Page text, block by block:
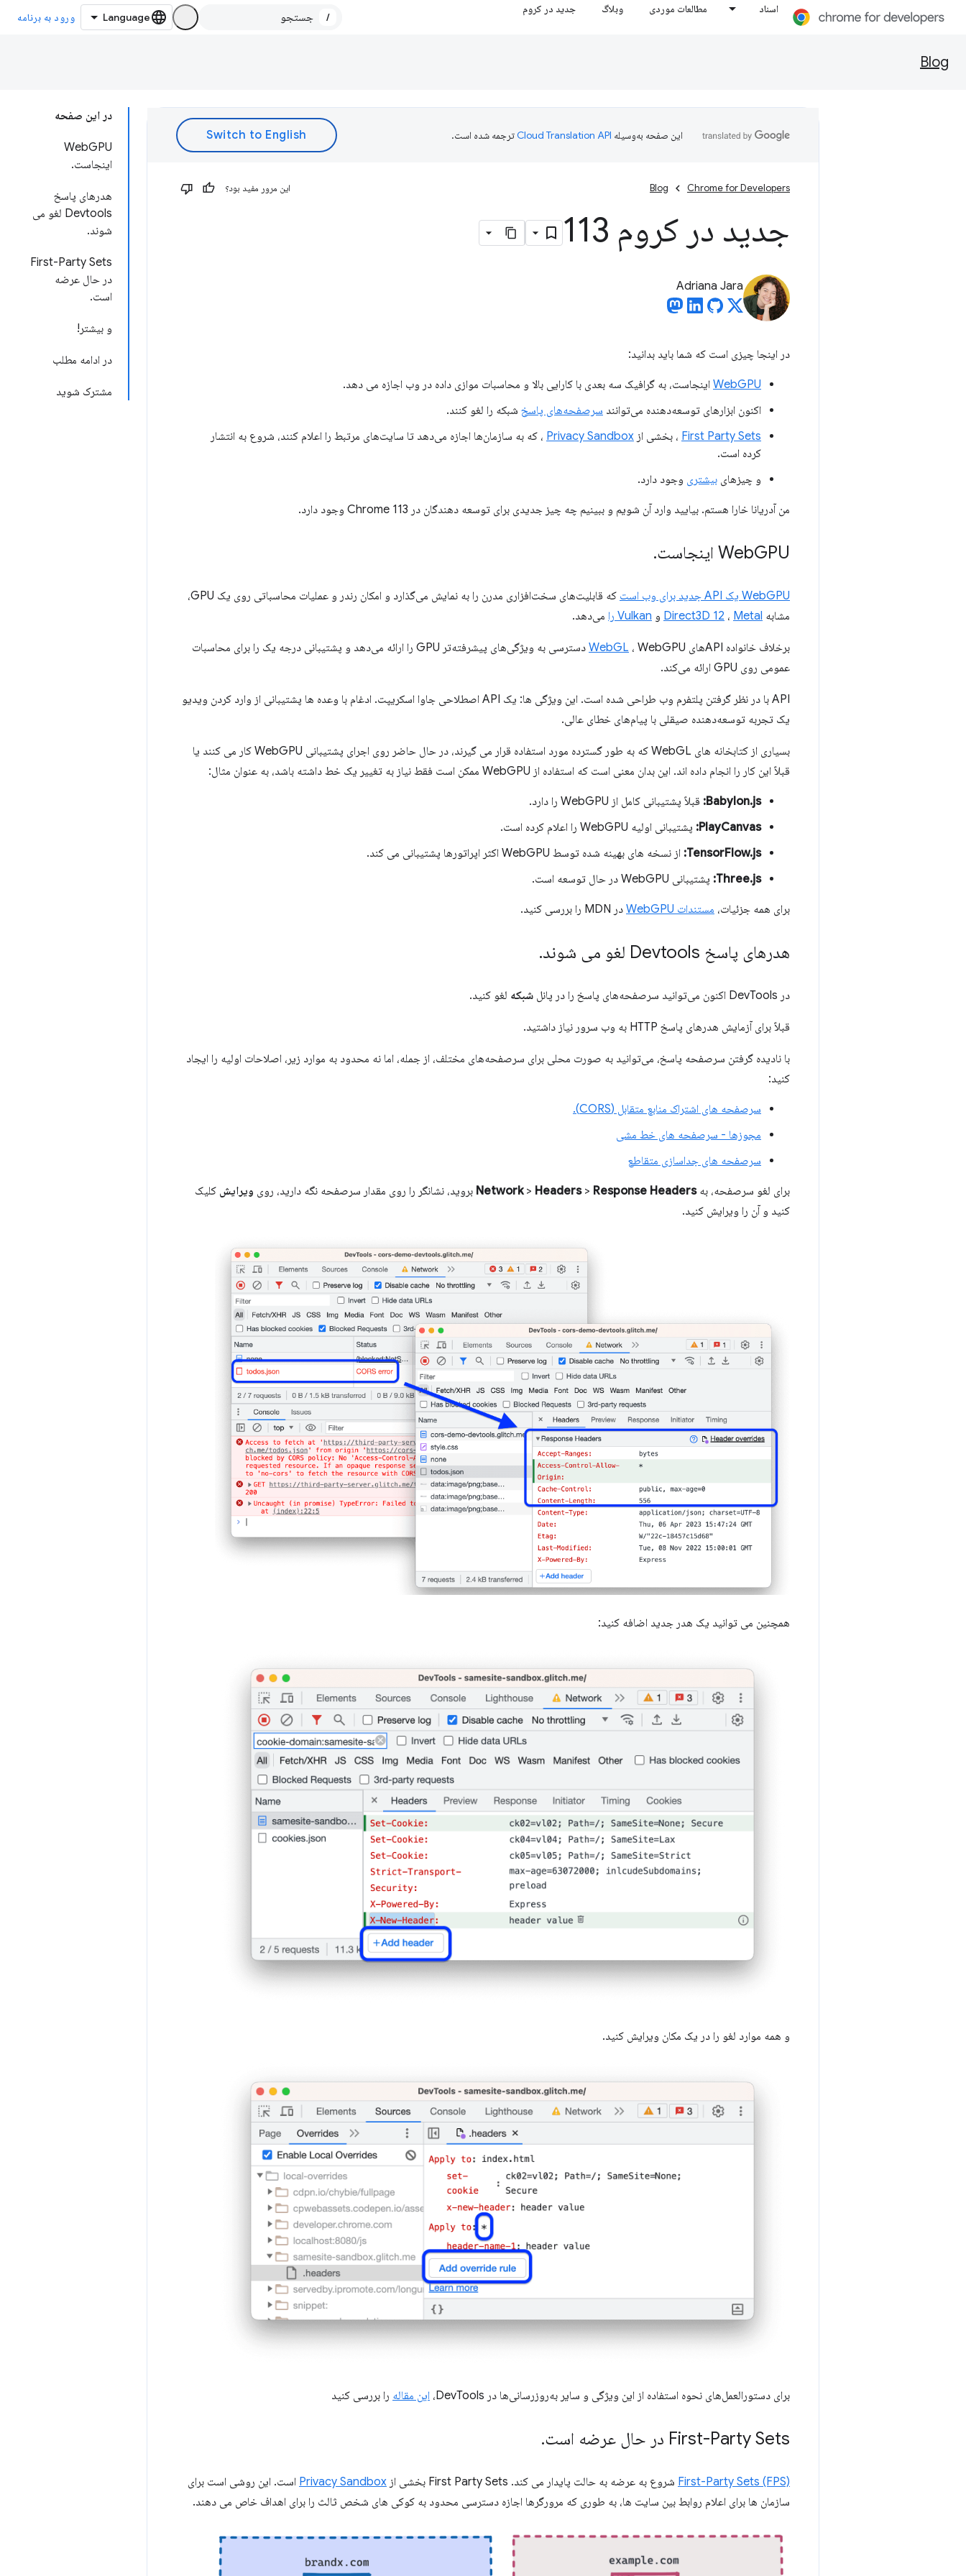
اسناد مطالعات موردی وبلاگ جدید در کروم
/ ورود به برنامه
Blog
در این صفحه
WebGPU
اینجاست.
هدرهای پاسخ
Devtools لغو می
شوند.
First-Party Sets
در حال عرضه
است.
و بیشتر!
در ادامه مطلب
مشترک شوید
این صفحه به‌وسیله ترجمه شده است.
Chrome for Developers
Blog این مرور مفید بود؟
جدید در کروم 113
Adriana Jara
در اینجا چیزی است که شما باید بدانید:
WebGPU اینجاست، به گرافیک سه بعدی با کارایی بالا و محاسبات موازی داده در وب اجازه می دهد.
اکنون ابزارهای توسعه‌دهنده می‌توانند سرصفحه‌های پاسخ شبکه را لغو کنند.
First Party Sets ، بخشی از Privacy Sandbox ، که به سازمان‌ها اجازه می‌دهد تا سایت‌های مرتبط را اعلام کنند، شروع به انتشار
کرده است.
و چیزهای بیشتری وجود دارد.
من آدریانا خارا هستم. بیایید وارد آن شویم و ببینیم چه چیز جدیدی برای توسعه دهندگان در Chrome 113 وجود دارد.
WebGPU اینجاست .
WebGPU یک API جدید برای وب است
که قابلیت‌های سخت‌افزاری مدرن را به نمایش می‌گذارد و امکان رندر و عملیات محاسباتی روی یک GPU،
مشابه
Direct3D 12 ، Metal و Vulkan را می‌دهد.
برخلاف خانواده APIهای WebGL
، WebGPU دسترسی به ویژگی‌های پیشرفته‌تر GPU را ارائه می‌دهد و پشتیبانی درجه یک را برای محاسبات
عمومی روی GPU ارائه می‌کند.
API با در نظر گرفتن پلتفرم وب طراحی شده است. این ویژگی ها: یک API اصطلاحی جاوا اسکریپت. ادغام با وعده ها پشتیبانی از وارد کردن ویدیو
یک تجربه توسعه‌دهنده صیقلی با پیام‌های خطای عالی.
بسیاری از کتابخانه های WebGL که به طور گسترده مورد استفاده قرار می گیرند، در حال حاضر روی اجرای پشتیبانی WebGPU کار می کنند یا
قبلاً این کار را انجام داده اند. این بدان معنی است که استفاده از WebGPU ممکن است فقط نیاز به تغییر یک خط داشته باشد، به عنوان مثال:
Babylon.js: قبلاً پشتیبانی کامل از WebGPU را دارد.
PlayCanvas: پشتیبانی اولیه WebGPU را اعلام کرده است.
TensorFlow.js: از نسخه های بهینه شده توسط WebGPU اکثر اپراتورها پشتیبانی می کند.
Three.js: پشتیبانی WebGPU در حال توسعه است.
برای همه جزئیات، مستندات WebGPU در MDN را بررسی کنید.
هدرهای پاسخ Devtools لغو می شوند .
در DevTools اکنون می‌توانید سرصفحه‌های پاسخ را در پانل شبکه لغو کنید.
قبلاً برای آزمایش هدرهای پاسخ HTTP به وب سرور نیاز داشتید.
با نادیده گرفتن سرصفحه پاسخ، می‌توانید به صورت محلی برای سرصفحه‌های مختلف، از جمله، اما نه محدود به موارد زیر، اصلاحات اولیه را ایجاد
کنید:
سرصفحه های اشتراک منابع متقابل (CORS).
مجوزها - سرصفحه های خط مشی
سرصفحه های جداسازی متقاطع
برای لغو سرصفحه، به Network> Headers> Response Headers بروید، نشانگر را روی مقدار سرصفحه نگه دارید، روی ویرایش کلیک
کنید و آن را ویرایش کنید.
همچنین می توانید یک هدر جدید اضافه کنید:
و همه موارد لغو را در یک مکان ویرایش کنید.
برای دستورالعمل‌های نحوه استفاده از این ویژگی و سایر به‌روزرسانی‌ها در DevTools، این مقاله را بررسی کنید
First-Party Sets در حال عرضه است .
First-Party Sets (FPS) شروع به عرضه به حالت پایدار می کند. First Party Sets بخشی از Privacy Sandbox است. این روشی است برای
سازمان ها برای اعلام روابط بین سایت ها، به طوری که مرورگرها اجازه دسترسی محدود به کوکی های شخص ثالث را برای اهداف خاص می دهند.